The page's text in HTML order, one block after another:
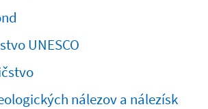
UNESCO
nálezov a nálezísk